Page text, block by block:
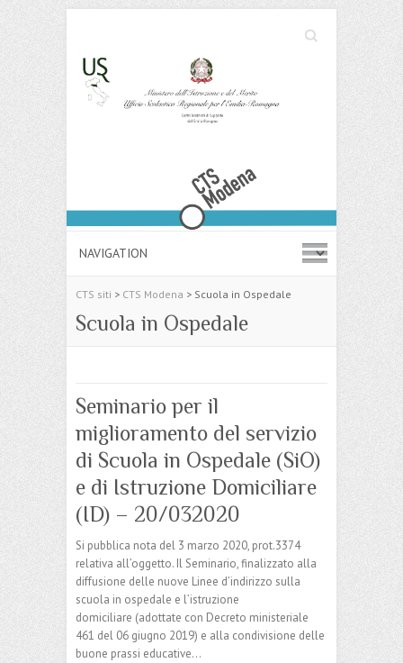
Search
Cerca
CTS siti > CTS Modena > Scuola in Ospedale
Scuola in Ospedale
Seminario per il
miglioramento del servizio
di Scuola in Ospedale (SiO)
e di Istruzione Domiciliare
(ID) – 20/032020
Si pubblica nota del 3 marzo 2020, prot.3374
relativa all’oggetto. Il Seminario, finalizzato alla
diffusione delle nuove Linee d’indirizzo sulla
scuola in ospedale e l’istruzione
domiciliare (adottate con Decreto ministeriale
461 del 06 giugno 2019) e alla condivisione delle
buone prassi educative…